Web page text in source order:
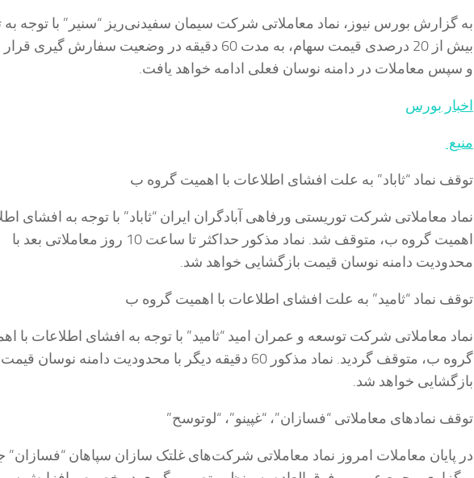
به گزارش بورس نیوز، نماد معاملاتی شرکت سیمان سفیدنی‌ریز “سنیر” با توجه به
بیش از 20 درصدی قیمت سهام، به مدت 60 دقیقه در وضعیت سفارش
و سپس معاملات در دامنه نوسان فعلی ادامه خواهد یافت.
اخبار بورس
منیع
توقف نماد “ثاباد” به علت افشای اطلاعات با اهمیت گروه ب
نماد معاملاتی شرکت توریستی ورفاهی آبادگران ایران “ثاباد” با توجه به افشای
اهمیت گروه ب، متوقف شد. نماد مذکور حداکثر تا ساعت 10 روز معاملاتی بعد با
محدودیت دامنه نوسان قیمت بازگشایی خواهد شد.
توقف نماد “ثامید” به علت افشای اطلاعات با اهمیت گروه ب
نماد معاملاتی شرکت توسعه و عمران امید “ثامید” با توجه به افشای اطلاعات با
گروه ب، متوقف گردید. نماد مذکور 60 دقیقه دیگر با محدودیت دامنه نوسان قیمت
بازگشایی خواهد شد.
توقف نماد‌های معاملاتی “فسازان”، “غپینو”، “لوتوسح”
در پایان معاملات امروز نماد معاملاتی شرکت‌های غلتک سازان سپاهان